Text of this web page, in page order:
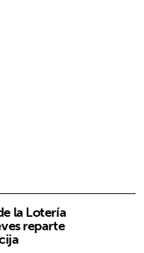
la Lotería
reparte